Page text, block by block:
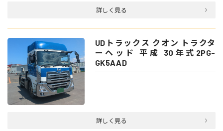
詳しく見る
UDトラックス クオン トラクタ
ーヘッド 平成 30年式2PG-
GK5AAD
詳しく見る